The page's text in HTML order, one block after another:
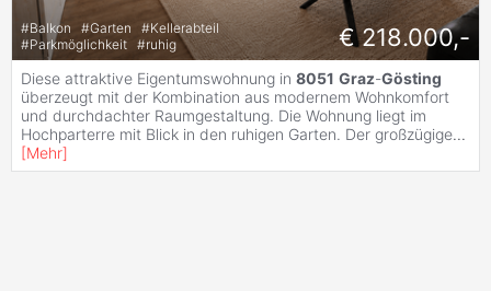
#Balkon #Garten #Kellerabteil
#Parkmöglichkeit #ruhig € 218.000,-
Diese attraktive Eigentumswohnung in 8051 Graz-Gösting
überzeugt mit der Kombination aus modernem Wohnkomfort
und durchdachter Raumgestaltung. Die Wohnung liegt im
Hochparterre mit Blick in den ruhigen Garten. Der großzügige...
[Mehr]